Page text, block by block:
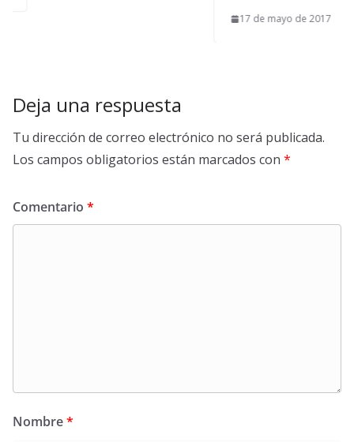
17 de mayo de 2017
Deja una respuesta
Tu dirección de correo electrónico no será publicada.
Los campos obligatorios están marcados con *
Comentario *
Nombre*